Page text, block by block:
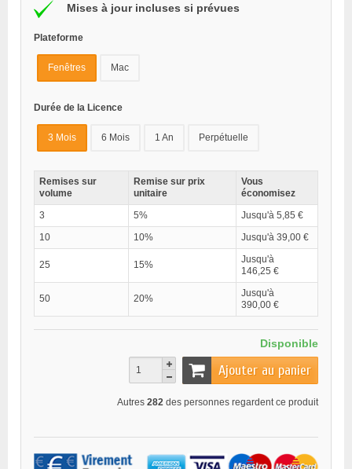
Mises à jour incluses si prévues
Plateforme
Fenêtres Mac
Durée de la Licence
3 Mois 6 Mois 1 An Perpétuelle
Remises sur
volume
Remise sur prix
unitaire
Vous
économisez
3
5%
Jusqu'à 5,85 €
10
10% Jusqu'à 39,00 €
25 15%
Jusqu'à
146,25 €
50 20%
Jusqu'à
390,00 €
Disponible
Ajouter au panier
Autres 282 des personnes regardent ce produit